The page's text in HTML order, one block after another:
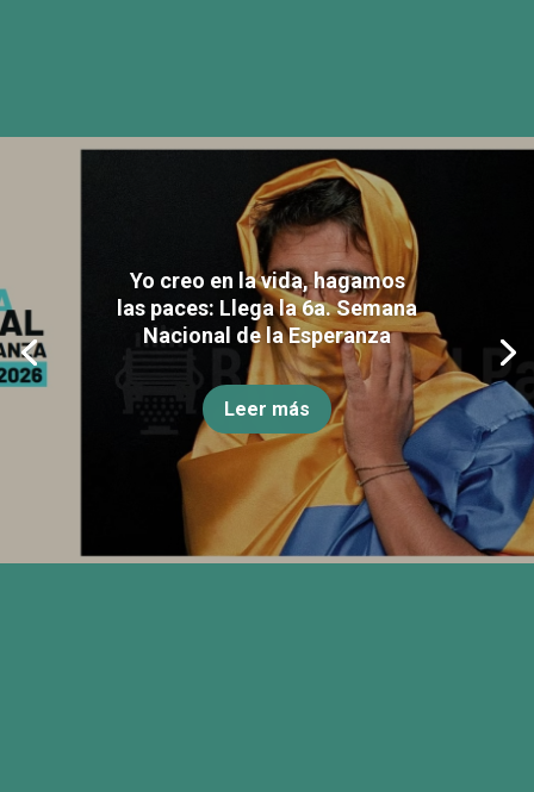
Yo creo en la vida, hagamos
las paces: Llega la 6a. Semana
Nacional de la Esperanza
Leer más